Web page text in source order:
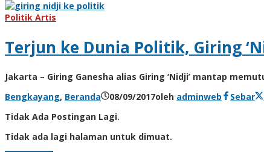
Politik Artis
Terjun ke Dunia Politik, Giring
Jakarta – Giring Ganesha alias Giring ‘Nidji’ mantap
Bengkayang, Beranda 08/09/2017oleh adminweb Sebar
Tidak Ada Postingan Lagi.
Tidak ada lagi halaman untuk dimuat.